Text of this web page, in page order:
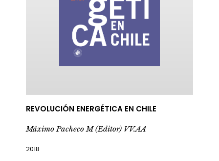
REVOLUCIÓN ENERGÉTICA EN CHILE
Máximo Pacheco M (Editor) VV.AA
2018